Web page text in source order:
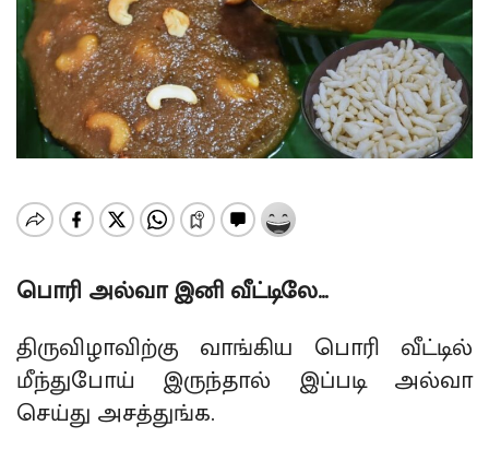
பொரி அல்வா இனி வீட்டிலே…
திருவிழாவிற்கு வாங்கிய பொரி வீட்டில்
மீந்துபோய் இருந்தால் இப்படி அல்வா
செய்து அசத்துங்க.